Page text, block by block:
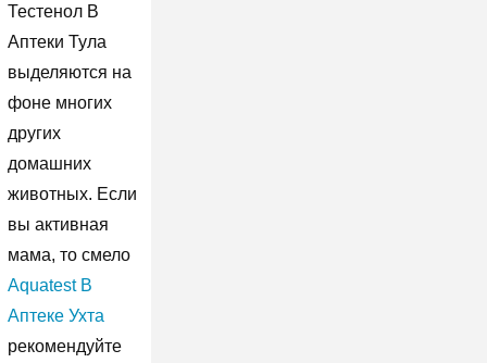
Тестенол В
Аптеки Тула
выделяются на
фоне многих
других
домашних
животных. Если
вы активная
мама, то смело
Aquatest В
Аптеке Ухта
рекомендуйте